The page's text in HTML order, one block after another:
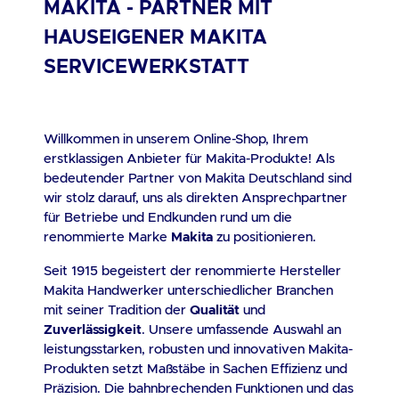
Einfaches Wechseln des Fadenkopfs und
anpassbarer Zweithandgriff für maximalen
Komfort bei und neben der Anwendung Durch
Leistungsfähigkeit bei größtmöglicher
Langlebigkeit. 100 % systemkompatibel mit dem
MILWAUKEE®-M18™-Produktprogramm
Entsorgung von Batterien und Akkus Wir sind
gesetzlich verpflichtet, Sie im Zusammenhang
mit dem Vertrieb von Batterien oder mit der
Lieferung von Geräten, die Batterien enthalten,
auf folgendes hinzuweisen: Nach Gebrauch
MAKITA - PARTNER MIT
HAUSEIGENER MAKITA
SERVICEWERKSTATT
Willkommen in unserem Online-Shop, Ihrem
erstklassigen Anbieter für Makita-Produkte! Als
bedeutender Partner von Makita Deutschland sind
wir stolz darauf, uns als direkten Ansprechpartner
für Betriebe und Endkunden rund um die
renommierte Marke Makita zu positionieren.
Seit 1915 begeistert der renommierte Hersteller
Makita Handwerker unterschiedlicher Branchen
mit seiner Tradition der Qualität und
Zuverlässigkeit. Unsere umfassende Auswahl an
leistungsstarken, robusten und innovativen Makita-
Produkten setzt Maßstäbe in Sachen Effizienz und
Präzision. Die bahnbrechenden Funktionen und das